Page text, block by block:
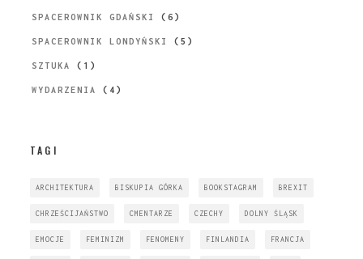
SPACEROWNIK GDAŃSKI (6)
SPACEROWNIK LONDYŃSKI (5)
SZTUKA (1)
WYDARZENIA (4)
TAGI
ARCHITEKTURA BISKUPIA GÓRKA BOOKSTAGRAM BREXIT
CHRZEŚCIJAŃSTWO CMENTARZE CZECHY DOLNY ŚLĄSK
EMOCJE FEMINIZM FENOMENY FINLANDIA FRANCJA